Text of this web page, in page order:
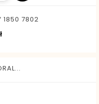
1850 7802
Cena